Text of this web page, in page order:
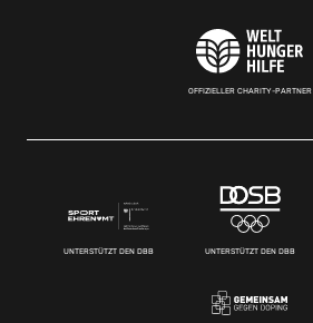
OFFIZIELLER CHARITY-PARTNER
UNTERSTÜTZT DEN DBB UNTERSTÜTZT DEN DBB